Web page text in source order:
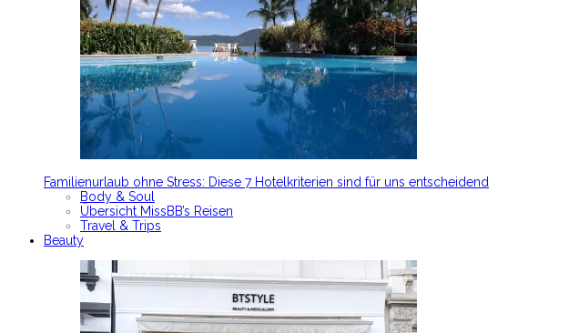
Familienurlaub ohne Stress: Diese 7 Hotelkriterien sind für uns entscheidend
Body & Soul
Übersicht MissBB’s Reisen
Travel & Trips
Beauty